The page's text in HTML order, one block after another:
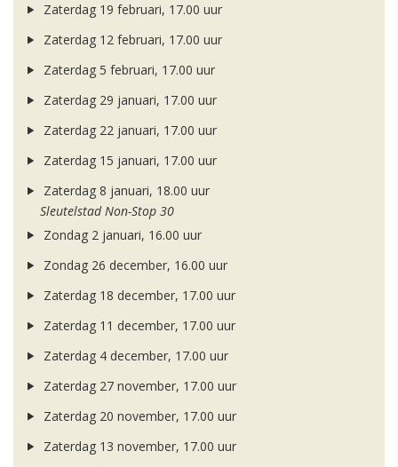
Zaterdag 19 februari, 17.00 uur
Zaterdag 12 februari, 17.00 uur
Zaterdag 5 februari, 17.00 uur
Zaterdag 29 januari, 17.00 uur
Zaterdag 22 januari, 17.00 uur
Zaterdag 15 januari, 17.00 uur
Zaterdag 8 januari, 18.00 uur
Sleutelstad Non-Stop 30
Zondag 2 januari, 16.00 uur
Zondag 26 december, 16.00 uur
Zaterdag 18 december, 17.00 uur
Zaterdag 11 december, 17.00 uur
Zaterdag 4 december, 17.00 uur
Zaterdag 27 november, 17.00 uur
Zaterdag 20 november, 17.00 uur
Zaterdag 13 november, 17.00 uur